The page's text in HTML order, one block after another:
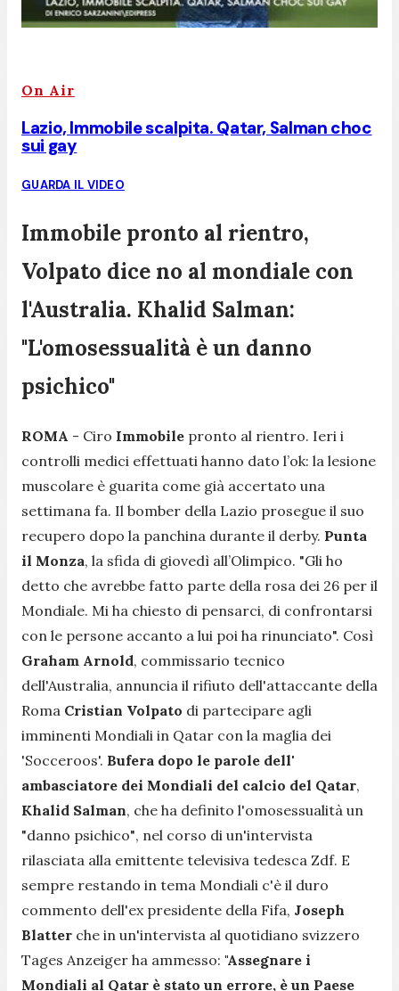
On Air
Lazio, Immobile scalpita. Qatar, Salman choc
sui gay
GUARDA IL VIDEO
Immobile pronto al rientro,
Volpato dice no al mondiale con
l'Australia. Khalid Salman:
"L'omosessualità è un danno
psichico"
ROMA - Ciro Immobile pronto al rientro. Ieri i
controlli medici effettuati hanno dato l’ok: la lesione
muscolare è guarita come già accertato una
settimana fa. Il bomber della Lazio prosegue il suo
recupero dopo la panchina durante il derby. Punta
il Monza, la sfida di giovedì all’Olimpico. "Gli ho
detto che avrebbe fatto parte della rosa dei 26 per il
Mondiale. Mi ha chiesto di pensarci, di confrontarsi
con le persone accanto a lui poi ha rinunciato". Così
Graham Arnold, commissario tecnico
dell'Australia, annuncia il rifiuto dell'attaccante della
Roma Cristian Volpato di partecipare agli
imminenti Mondiali in Qatar con la maglia dei
'Socceroos'. Bufera dopo le parole dell'
ambasciatore dei Mondiali del calcio del Qatar,
Khalid Salman, che ha definito l'omosessualità un
"danno psichico", nel corso di un'intervista
rilasciata alla emittente televisiva tedesca Zdf. E
sempre restando in tema Mondiali c'è il duro
commento dell'ex presidente della Fifa, Joseph
Blatter che in un'intervista al quotidiano svizzero
Tages Anzeiger ha ammesso: "Assegnare i
Mondiali al Qatar è stato un errore, è un Paese